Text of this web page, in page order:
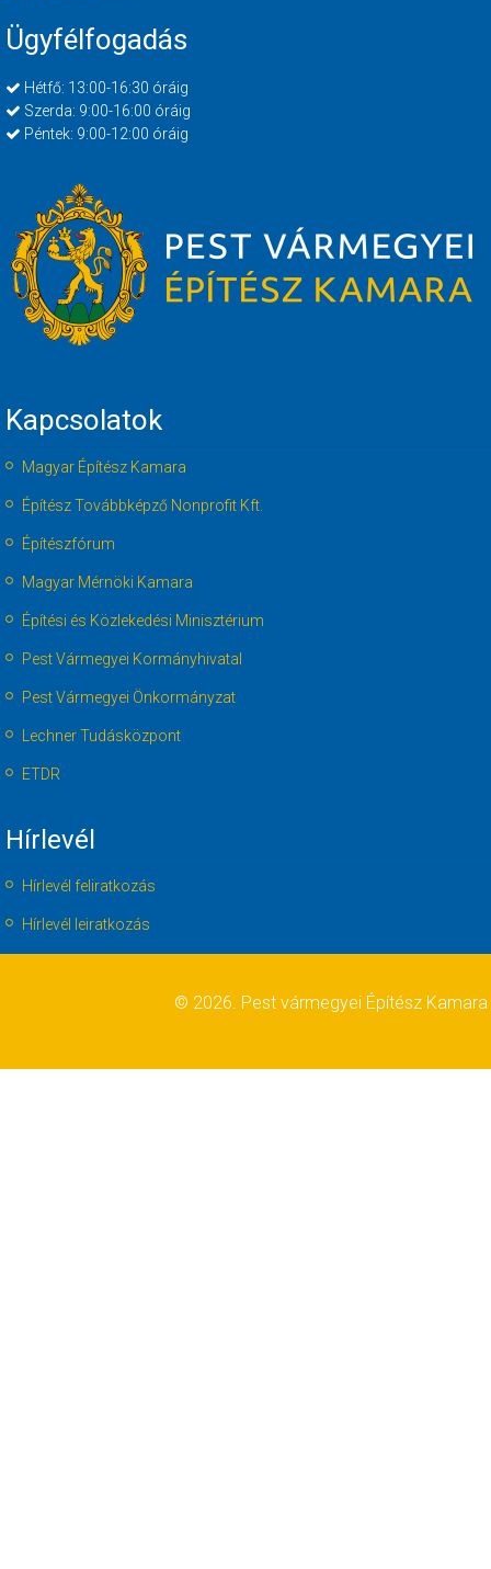
Ügyfélfogadás
Hétfő: 13:00-16:30 óráig
Szerda: 9:00-16:00 óráig
Péntek: 9:00-12:00 óráig
Kapcsolatok
Magyar Építész Kamara
Építész Továbbképző Nonprofit Kft.
Építészfórum
Magyar Mérnöki Kamara
Építési és Közlekedési Minisztérium
Pest Vármegyei Kormányhivatal
Pest Vármegyei Önkormányzat
Lechner Tudásközpont
ETDR
Hírlevél
Hírlevél feliratkozás
Hírlevél leiratkozás
© 2026. Pest vármegyei Építész